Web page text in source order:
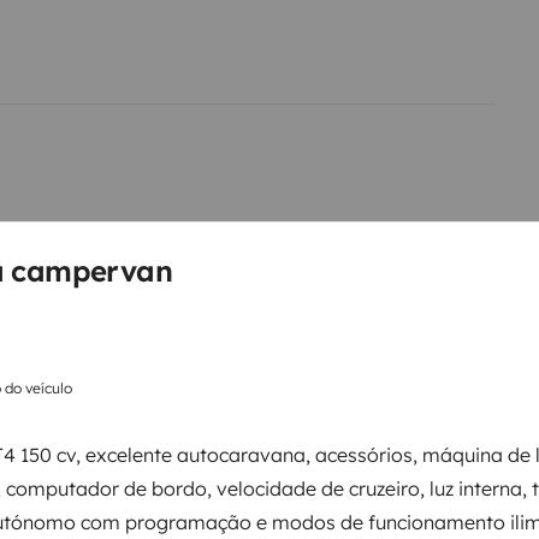
campervan
do veículo
150 cv, excelente autocaravana, acessórios, máquina de
computador de bordo, velocidade de cruzeiro, luz interna,
com programação e modos de funcionamento
Regulador de velocidade / Cruise Control
Fecho central
Bluetooth